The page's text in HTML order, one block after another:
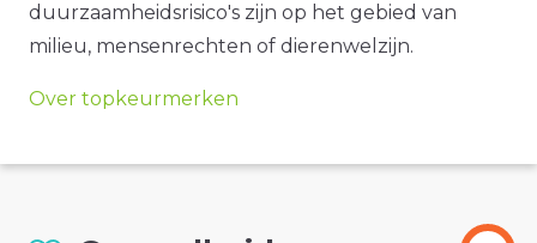
duurzaamheidsrisico's zijn op het gebied van
milieu, mensenrechten of dierenwelzijn.
Over topkeurmerken